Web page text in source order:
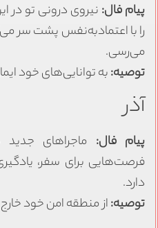
پیام فال:نیروی درونی تو در
را با اعتمادبه‌نفس پشت سر
می‌رسی.
توصیه:به توانایی‌های خود
آذر
پیام فال:ماجراهای جدید
فرصت‌هایی برای سفر،
دارد.
توصیه:از منطقه امن خود